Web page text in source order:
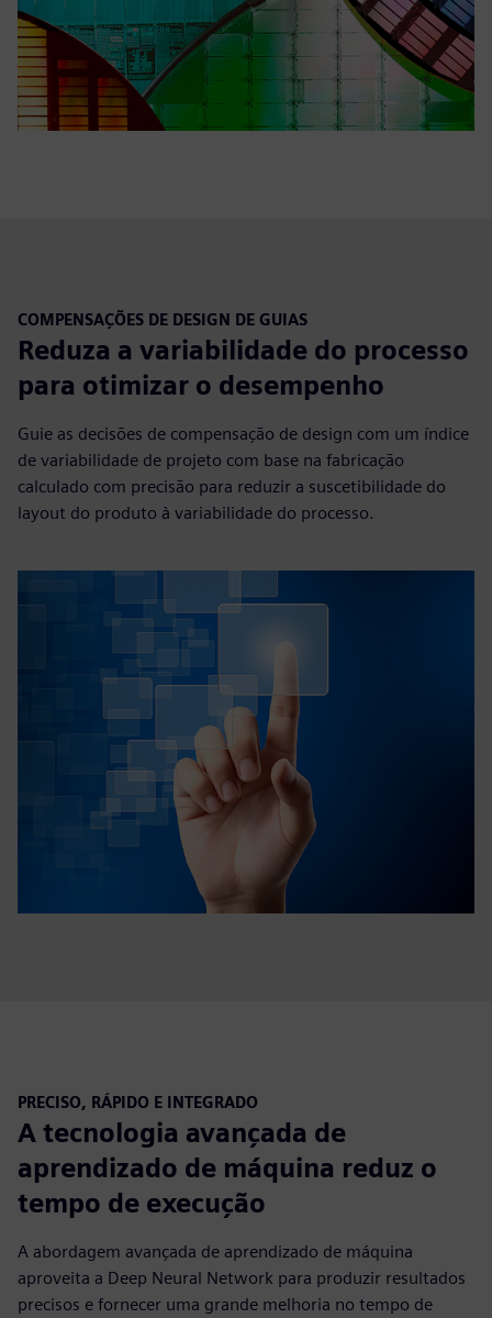
COMPENSAÇÕES DE DESIGN DE GUIAS
Reduza a variabilidade do processo
para otimizar o desempenho
Guie as decisões de compensação de design com um índice
de variabilidade de projeto com base na fabricação
calculado com precisão para reduzir a suscetibilidade do
layout do produto à variabilidade do processo.
PRECISO, RÁPIDO E INTEGRADO
A tecnologia avançada de
aprendizado de máquina reduz o
tempo de execução
A abordagem avançada de aprendizado de máquina
aproveita a Deep Neural Network para produzir resultados
precisos e fornecer uma grande melhoria no tempo de